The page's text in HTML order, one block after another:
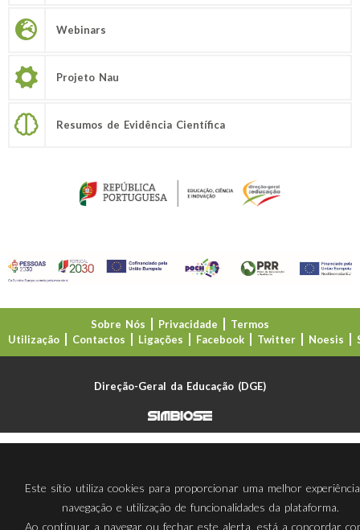
Webinars
Projeto Nau
Resumos de Evidência Científica
Sobre Nós Privacidade
Termos
Utilização
Contactos Ligações Facebook Twitter Noesis
Direção-Geral da Educação (DGE)
Este sítio utiliza cookies para proporcionar uma melhor
navegação e utilização de funcionalidades da plataforma.
Ao continuar a navegar ou fechar este alerta, está a concordar